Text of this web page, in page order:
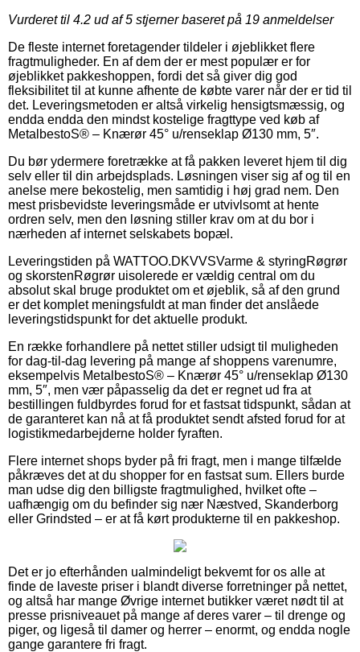
Vurderet til 4.2 ud af 5 stjerner baseret på 19 anmeldelser
De fleste internet foretagender tildeler i øjeblikket flere
fragtmuligheder. En af dem der er mest populær er for
øjeblikket pakkeshoppen, fordi det så giver dig god
fleksibilitet til at kunne afhente de købte varer når der er tid til
det. Leveringsmetoden er altså virkelig hensigtsmæssig, og
endda endda den mindst kostelige fragttype ved køb af
MetalbestoS® – Knærør 45° u/renseklap Ø130 mm, 5″.
Du bør ydermere foretrække at få pakken leveret hjem til dig
selv eller til din arbejdsplads. Løsningen viser sig af og til en
anelse mere bekostelig, men samtidig i høj grad nem. Den
mest prisbevidste leveringsmåde er utvivlsomt at hente
ordren selv, men den løsning stiller krav om at du bor i
nærheden af internet selskabets bopæl.
Leveringstiden på WATTOO.DKVVSVarme & styringRøgrør
og skorstenRøgrør uisolerede er vældig central om du
absolut skal bruge produktet om et øjeblik, så af den grund
er det komplet meningsfuldt at man finder det anslåede
leveringstidspunkt for det aktuelle produkt.
En række forhandlere på nettet stiller udsigt til muligheden
for dag-til-dag levering på mange af shoppens varenumre,
eksempelvis MetalbestoS® – Knærør 45° u/renseklap Ø130
mm, 5″, men vær påpasselig da det er regnet ud fra at
bestillingen fuldbyrdes forud for et fastsat tidspunkt, sådan at
de garanteret kan nå at få produktet sendt afsted forud for at
logistikmedarbejderne holder fyraften.
Flere internet shops byder på fri fragt, men i mange tilfælde
påkræves det at du shopper for en fastsat sum. Ellers burde
man udse dig den billigste fragtmulighed, hvilket ofte –
uafhængig om du befinder sig nær Næstved, Skanderborg
eller Grindsted – er at få kørt produkterne til en pakkeshop.
Det er jo efterhånden ualmindeligt bekvemt for os alle at
finde de laveste priser i blandt diverse forretninger på nettet,
og altså har mange Øvrige internet butikker været nødt til at
presse prisniveauet på mange af deres varer – til drenge og
piger, og ligeså til damer og herrer – enormt, og endda nogle
gange garantere fri fragt.